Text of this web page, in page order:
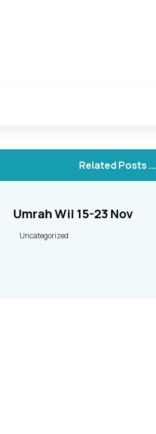
Related Posts ...
Umrah Wil 15-23 Nov
Uncategorized